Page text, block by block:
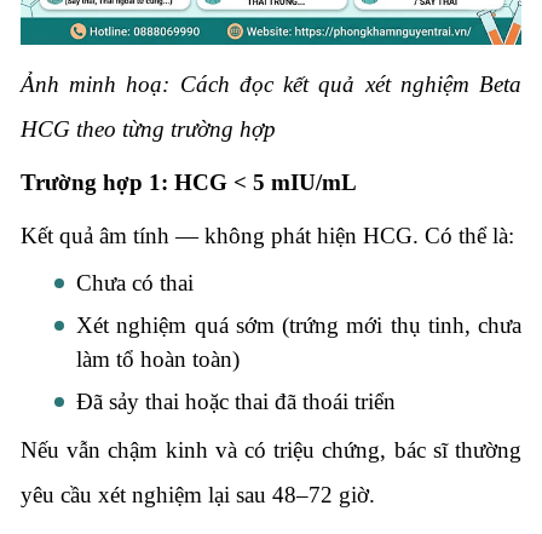
Ảnh minh hoạ: Cách đọc kết quả xét nghiệm Beta
HCG theo từng trường hợp
Trường hợp 1: HCG < 5 mIU/mL
Kết quả âm tính — không phát hiện HCG. Có thể là:
Chưa có thai
Xét nghiệm quá sớm (trứng mới thụ tinh, chưa
làm tổ hoàn toàn)
Đã sảy thai hoặc thai đã thoái triển
Nếu vẫn chậm kinh và có triệu chứng, bác sĩ thường
yêu cầu xét nghiệm lại sau 48–72 giờ.